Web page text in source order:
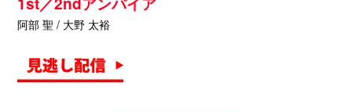
阿部 聖 / 大野 太裕